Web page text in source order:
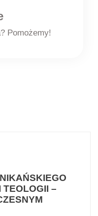
Pomożemy!
TEOLOGII –